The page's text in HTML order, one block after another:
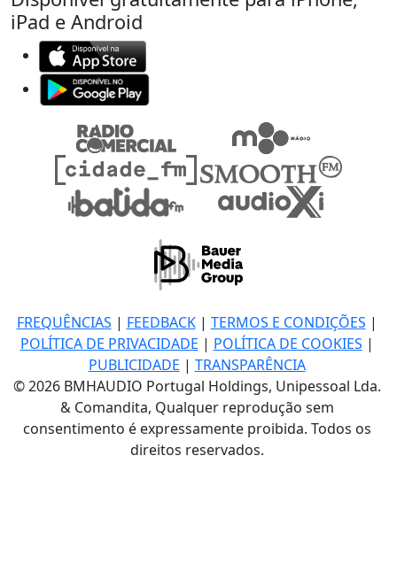
iPad e Android
FREQUÊNCIAS | FEEDBACK| TERMOS E CONDIÇÕES |
POLÍTICA DE PRIVACIDADE | POLÍTICA DE COOKIES |
PUBLICIDADE | TRANSPARÊNCIA
© 2026 BMHAUDIO Portugal Holdings, Unipessoal Lda.
& Comandita, Qualquer reprodução sem
consentimento é expressamente proibida. Todos os
direitos reservados.